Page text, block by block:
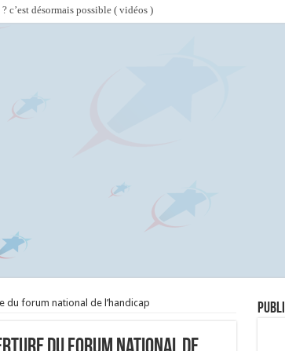
c’est désormais possible ( vidéos )
du forum national de l’handicap